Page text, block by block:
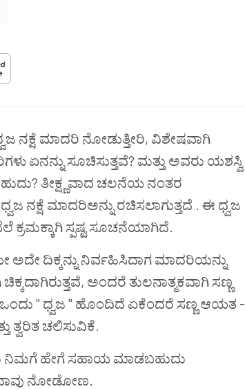
ನಕ್ಷೆ ಮಾದರಿ ನೋಡುತ್ತೀರಿ, ವಿಶೇಷವಾಗಿ
ಏನನ್ನು ಸೂಚಿಸುತ್ತವೆ? ಮತ್ತು ಅವರು ಯಶಸ್ವಿ
ತೀಕ್ಷ್ಣವಾದ ಚಲನೆಯ ನಂತರ
ನಕ್ಷೆ ಮಾದರಿಅನ್ನು ರಚಿಸಲಾಗುತ್ತದೆ . ಈ ಧ್ವಜ
ಕ್ರಮಕ್ಕಾಗಿ ಸ್ಪಷ್ಟ ಸೂಚನೆಯಾಗಿದೆ.
ದಿಕ್ಕನ್ನು ನಿರ್ವಹಿಸಿದಾಗ ಮಾದರಿಯನ್ನು
ಅಂದರೆ ತುಲನಾತ್ಮಕವಾಗಿ ಸಣ್ಣ
" ಧ್ವಜ " ಹೊಂದಿದೆ ಏಕೆಂದರೆ ಸಣ್ಣ ಆಯತ -
ತ್ವರಿತ ಚಲಿಸುವಿಕೆ.
ನಿಮಗೆ ಹೇಗೆ ಸಹಾಯ ಮಾಡಬಹುದು
ನಾವು ನೋಡೋಣ.